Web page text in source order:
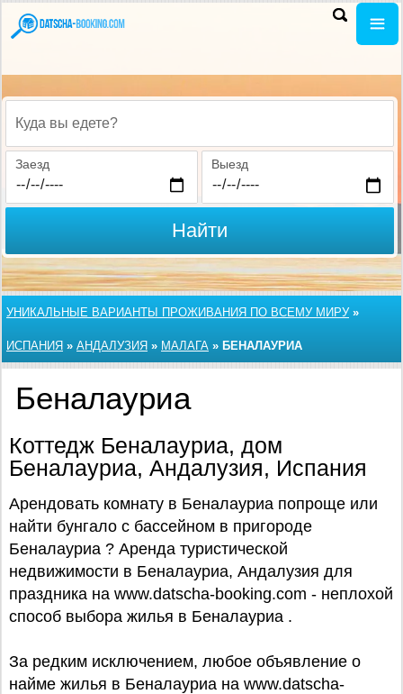
Куда вы едете?
Заезд Выезд
Найти
УНИКАЛЬНЫЕ ВАРИАНТЫ ПРОЖИВАНИЯ ПО ВСЕМУ МИРУ»
ИСПАНИЯ » АНДАЛУЗИЯ » МАЛАГА » БЕНАЛАУРИА
Беналауриа
Коттедж Беналауриа, дом
Беналауриа, Андалузия, Испания
Арендовать комнату в Беналауриа попроще или
найти бунгало с бассейном в пригороде
Беналауриа ? Аренда туристической
недвижимости в Беналауриа, Андалузия для
праздника на www.datscha-booking.com - неплохой
способ выбора жилья в Беналауриа .
За редким исключением, любое объявление о
найме жилья в Беналауриа на www.datscha-